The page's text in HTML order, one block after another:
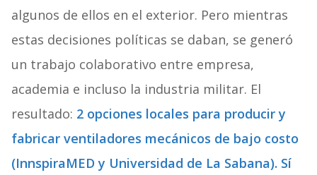
algunos de ellos en el exterior. Pero mientras
estas decisiones políticas se daban, se generó
un trabajo colaborativo entre empresa,
academia e incluso la industria militar. El
resultado: 2 opciones locales para producir y
fabricar ventiladores mecánicos de bajo costo
(InnspiraMED y Universidad de La Sabana). Sí